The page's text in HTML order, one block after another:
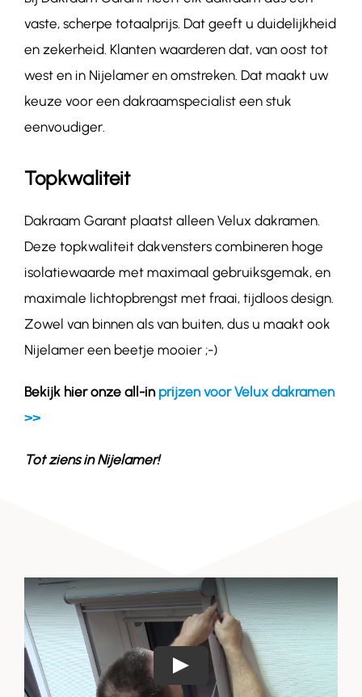
vaste, scherpe totaalprijs. Dat geeft u duidelijkheid
en zekerheid. Klanten waarderen dat, van oost tot
west en in Nijelamer en omstreken. Dat maakt uw
keuze voor een dakraamspecialist een stuk
eenvoudiger.
Topkwaliteit
Dakraam Garant plaatst alleen Velux dakramen.
Deze topkwaliteit dakvensters combineren hoge
isolatiewaarde met maximaal gebruiksgemak, en
maximale lichtopbrengst met fraai, tijdloos design.
Zowel van binnen als van buiten, dus u maakt ook
Nijelamer een beetje mooier ;-)
Bekijk hier onze all-in prijzen voor Velux dakramen
>>
Tot ziens inNijelamer!